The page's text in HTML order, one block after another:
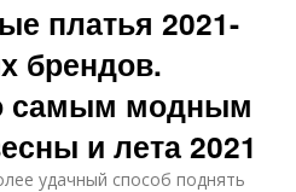
платья 2021-
брендов.
самым модным
и лета 2021
удачный способ поднять